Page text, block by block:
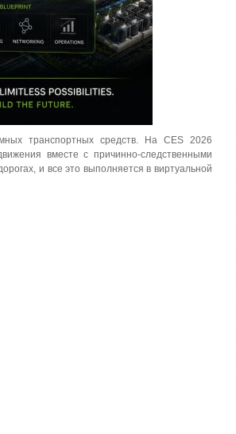
транспортных средств. На CES 2026
вместе с причинно-следственными
и все это выполняется в виртуальной